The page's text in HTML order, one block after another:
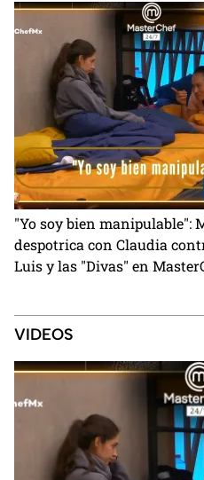
"Yo soy bien manipulable":
despotrica con Claudia
Luis y las "Divas" en
VIDEOS